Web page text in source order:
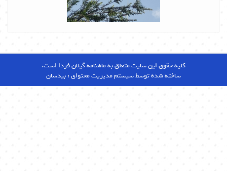
کلیه حقوق این سایت متعلق به ماهنامه گیلان فردا است.
ساخته شده توسط سیستم مدیریت محتوای :بیدسان